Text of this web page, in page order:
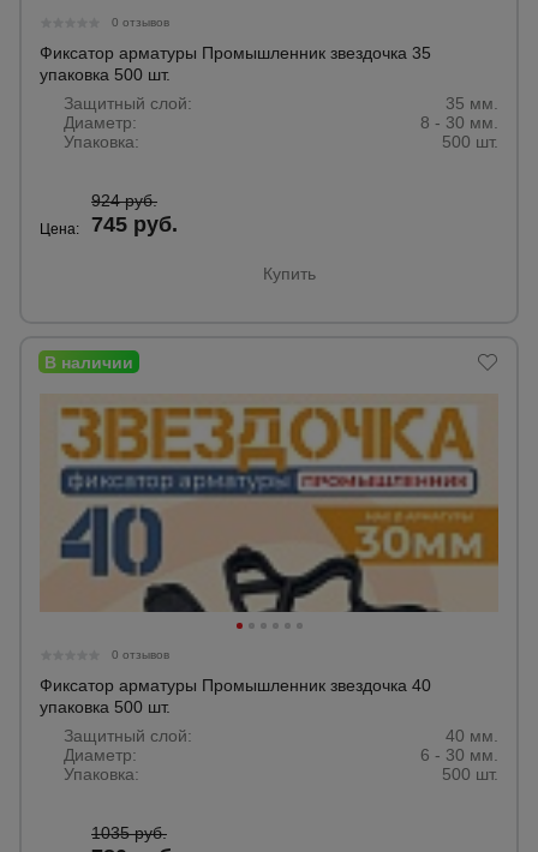
0 отзывов
Фиксатор арматуры Промышленник звездочка 35
упаковка 500 шт.
Защитный слой:
35 мм.
Диаметр:
8 - 30 мм.
Упаковка:
500 шт.
Цена:
924 руб.
745 руб.
Купить
0 отзывов
Фиксатор арматуры Промышленник звездочка 40
упаковка 500 шт.
Защитный слой:
40 мм.
Диаметр:
6 - 30 мм.
Упаковка:
500 шт.
1035 руб.